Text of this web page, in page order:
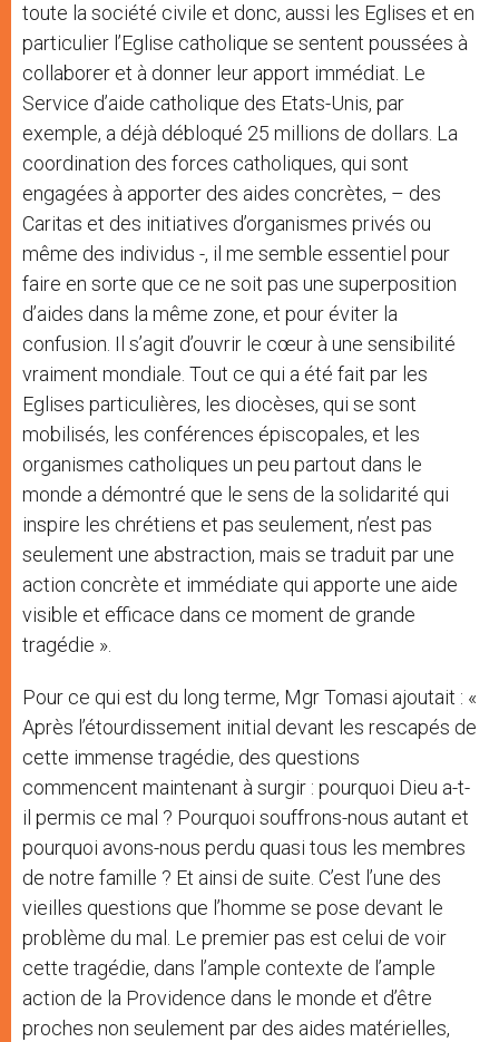
toute la société civile et donc, aussi les Eglises et en
particulier l’Eglise catholique se sentent poussées à
collaborer et à donner leur apport immédiat. Le
Service d’aide catholique des Etats-Unis, par
exemple, a déjà débloqué 25 millions de dollars. La
coordination des forces catholiques, qui sont
engagées à apporter des aides concrètes, – des
Caritas et des initiatives d’organismes privés ou
même des individus -, il me semble essentiel pour
faire en sorte que ce ne soit pas une superposition
d’aides dans la même zone, et pour éviter la
confusion. Il s’agit d’ouvrir le cœur à une sensibilité
vraiment mondiale. Tout ce qui a été fait par les
Eglises particulières, les diocèses, qui se sont
mobilisés, les conférences épiscopales, et les
organismes catholiques un peu partout dans le
monde a démontré que le sens de la solidarité qui
inspire les chrétiens et pas seulement, n’est pas
seulement une abstraction, mais se traduit par une
action concrète et immédiate qui apporte une aide
visible et efficace dans ce moment de grande
tragédie ».
Pour ce qui est du long terme, Mgr Tomasi ajoutait : «
Après l’étourdissement initial devant les rescapés de
cette immense tragédie, des questions
commencent maintenant à surgir : pourquoi Dieu a-t-
il permis ce mal ? Pourquoi souffrons-nous autant et
pourquoi avons-nous perdu quasi tous les membres
de notre famille ? Et ainsi de suite. C’est l’une des
vieilles questions que l’homme se pose devant le
problème du mal. Le premier pas est celui de voir
cette tragédie, dans l’ample contexte de l’ample
action de la Providence dans le monde et d’être
proches non seulement par des aides matérielles,